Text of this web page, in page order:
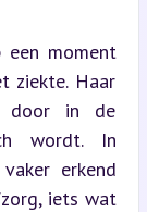
moment
ziekte. Haar
door in de
wordt. In
erkend
iets wat